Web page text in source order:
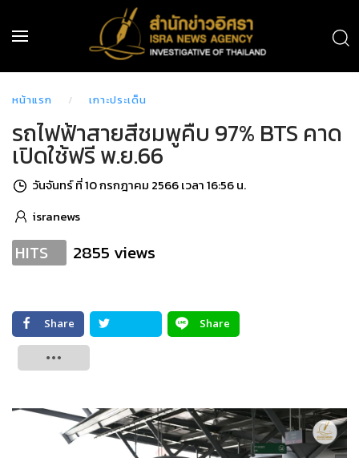
หน้าแรก เกาะประเด็น
รถไฟฟ้าสายสีชมพูคืบ 97% BTS คาด
เปิดใช้ฟรี พ.ย.66
วันจันทร์ ที่ 10 กรกฎาคม 2566 เวลา 16:56 น.
isranews
HITS 2855 views
Share
Share